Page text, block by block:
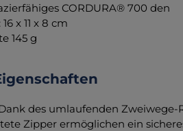
CORDURA® 700 den
x 11 x 8 cm
145 g
des umlaufenden Zweiwege-
Zipper ermöglichen ein